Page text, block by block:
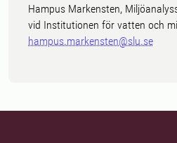
Hampus Markensten,
vid Institutionen för vatten och
hampus.markensten@slu.se